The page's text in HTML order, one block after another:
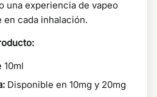
una experiencia de vapeo
cada inhalación.
10ml
Disponible en 10mg y 20mg